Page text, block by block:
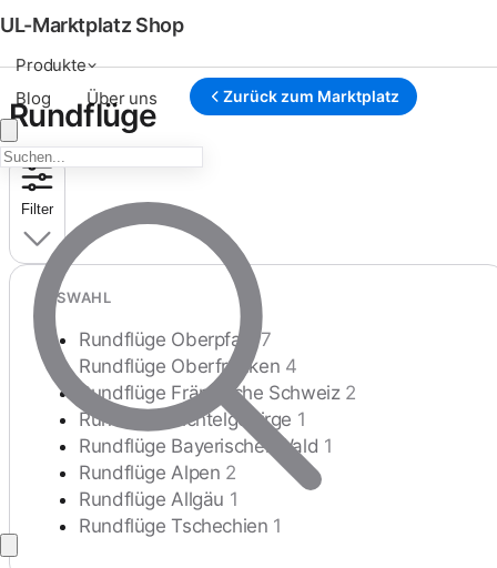
UL-Marktplatz Shop
Produkte
Blog
Über uns Zurück zum Marktplatz
Rundflüge
Filter
AUSWAHL
Rundflüge Oberpfalz7
Rundflüge Oberfranken 4
Rundflüge Fränkische Schweiz 2
Rundflüge Fichtelgebirge 1
Rundflüge Bayerischer Wald 1
Rundflüge Alpen 2
Rundflüge Allgäu 1
Rundflüge Tschechien 1